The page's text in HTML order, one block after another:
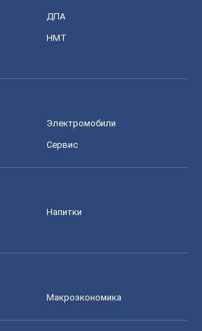
ДПА
НМТ
Электромобили
Сервис
Напитки
Mакроэкономика